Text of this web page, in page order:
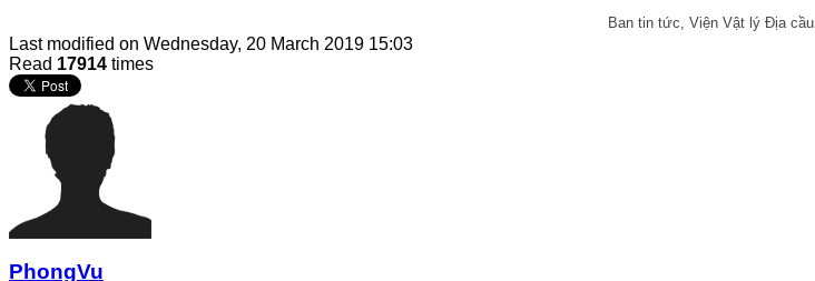
Ban tin tức, Viện Vật lý Địa cầu.
Last modified on Wednesday, 20 March 2019 15:03
Read 17914 times
PhongVu